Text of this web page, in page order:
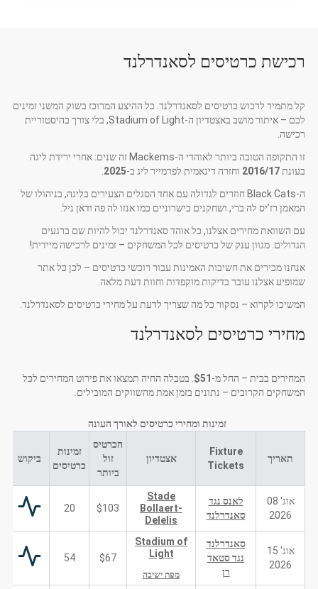
רכישת כרטיסים לסאנדרלנד
קל מתמיד לרכוש כרטיסים לסאנדרלנד. כל ההיצע המרוכז בשוק המשני זמינים
לכם – איתור מושב באצטדיון ה-Stadium of Light, בלי צורך בהיסטוריית
רכישה.
זו התקופה הטובה ביותר לאוהדי ה-Mackems זה שנים: אחרי ירידת ליגה
בעונת 2016/17 וחזרה דינאמית לפרמייר ליג ב-2025
ה-Black Cats חוזרים לגדולה עם אחד הסגלים הצעירים בליגה, בניהולו של
המאמן רז’יס לה ברי, ושחקנים כישרוניים כמו אנזו לה פה ודאן ניל.
עם השוואת מחירים אצלנו, כל אוהד סאנדרלנד יכול להיות שם ברגעים
הגדולים. מגוון ענק של כרטיסים לכל המשחקים – זמינים לרכישה מיידית!
אנחנו מכירים את חשיבות האמינות עבור רוכשי כרטיסים – לכן כל אתר
שמופיע אצלנו עובר בדיקות מוקפדות וחוות דעת מלאה.
המשיכו לקרוא – נסקור כל מה שצריך לדעת על מחירי כרטיסים לסאנדרלנד.
מחירי כרטיסים לסאנדרלנד
המחירים בבית – החל מ- $51 . בטבלה החיה תמצאו את פירוט המחירים לכל
המשחקים הקרובים – נתונים בזמן אמת מהשווקים המובילים.
זמינות ומחירי כרטיסים לאורך העונה
תאריך
Fixture
Tickets
אצטדיון
הכרטיס
זול
ביותר
זמינות
כרטיסים
ביקוש
אוג' 08
2026
לאנס נגד
סאנדרלנד
Stade
Bollaert-
Delelis
$103
20
אוג' 15
2026
סאנדרלנד
נגד סטאד
רן
Stadium of
Light
מפת ישיבה
$67
54